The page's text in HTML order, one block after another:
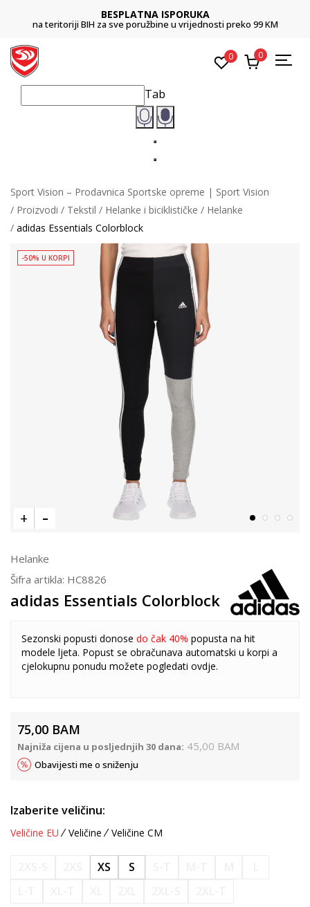
BESPLATNA ISPORUKA
na teritoriji BIH za sve poružbine u vrijednosti preko 99 KM
0 0
Tab
Sport Vision – Prodavnica Sportske opreme | Sport Vision
Proizvodi
Tekstil Helanke i biciklističke
Helanke
adidas Essentials Colorblock
-50% U KORPI
Helanke
Šifra artikla: HC8826
adidas Essentials Colorblock
Sezonski popusti donose do čak 40% popusta na hit
modele ljeta. Popust se obračunava automatski u korpi a
cjelokupnu ponudu možete pogledati ovdje.
75,00 BAM
Najniža cijena u posljednjih 30 dana: 45,00 BAM
Obavijesti me o sniženju
Izaberite veličinu:
Veličine EU Veličine Veličine CM
XS S